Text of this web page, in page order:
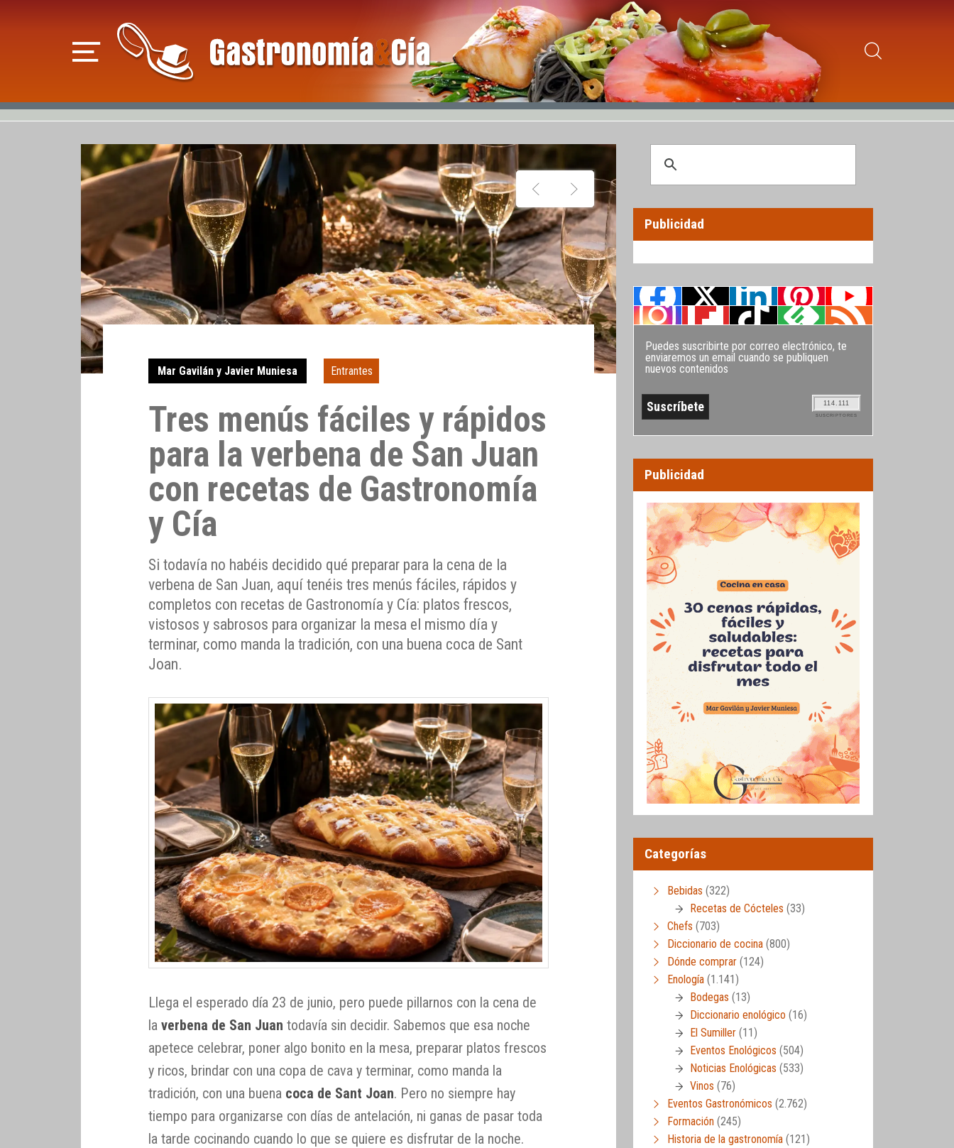
Mar Gavilán y Javier Muniesa Entrantes
Tres menús fáciles y rápidos
para la verbena de San Juan
con recetas de Gastronomía
y Cía
Si todavía no habéis decidido qué preparar para la cena de la
verbena de San Juan, aquí tenéis tres menús fáciles, rápidos y
completos con recetas de Gastronomía y Cía: platos frescos,
vistosos y sabrosos para organizar la mesa el mismo día y
terminar, como manda la tradición, con una buena coca de Sant
Joan.
Llega el esperado día 23 de junio, pero puede pillarnos con la cena de
laverbena de San Juan todavía sin decidir. Sabemos que esa noche
apetece celebrar, poner algo bonito en la mesa, preparar platos frescos
y ricos, brindar con una copa de cava y terminar, como manda la
tradición, con una buena coca de Sant Joan. Pero no siempre hay
tiempo para organizarse con días de antelación, ni ganas de pasar toda
la tarde cocinando cuando lo que se quiere es disfrutar de la noche.
Publicidad
Puedes suscribirte por correo electrónico, te
enviaremos un email cuando se publiquen
nuevos contenidos
114.111
SUSCRIPTORES
Publicidad
Categorías
Bebidas (322)
Recetas de Cócteles (33)
Chefs (703)
Diccionario de cocina (800)
Dónde comprar (124)
Enología (1.141)
Bodegas (13)
Diccionario enológico (16)
El Sumiller (11)
Eventos Enológicos (504)
Noticias Enológicas (533)
Vinos (76)
Eventos Gastronómicos (2.762)
Formación (245)
Historia de la gastronomía (121)